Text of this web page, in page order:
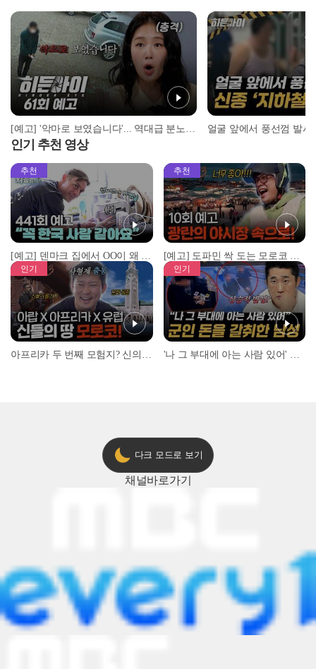
[예고] '악마로 보였습니다'... 역대급 분노 유발 ‘지리산 펜션 살인사건'의 전말
인기 추천 영상
추천
[예고] 덴마크 집에서 OO이 왜 나와...? 이상할 정도로 한국을 사랑하는 우리 형을 제보합니다!
추천
[예고] 도파민 싹 도는 모로코 야시장 투어!
인기 인기
다크 모드로 보기
채널바로가기